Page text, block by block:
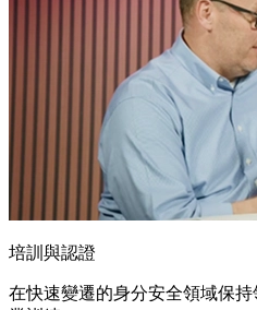
培訓與認證
在快速變遷的身分安全領域保